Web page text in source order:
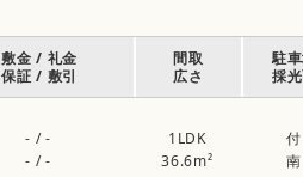
敷金 / 礼金
保証 / 敷引
間取
広さ
駐
採
- / -
- / -
1LDK
36.6m²
付
南